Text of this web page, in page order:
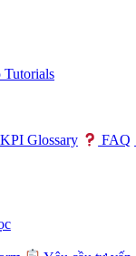
Tutorials
KPI Glossary FAQ